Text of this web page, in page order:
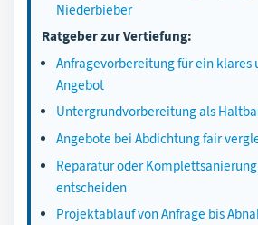
Niederbieber
Ratgeber zur Vertiefung:
Anfragevorbereitung für ein klares
Angebot
Untergrundvorbereitung als
Angebote bei Abdichtung fair
Reparatur oder
entscheiden
Projektablauf von Anfrage bis